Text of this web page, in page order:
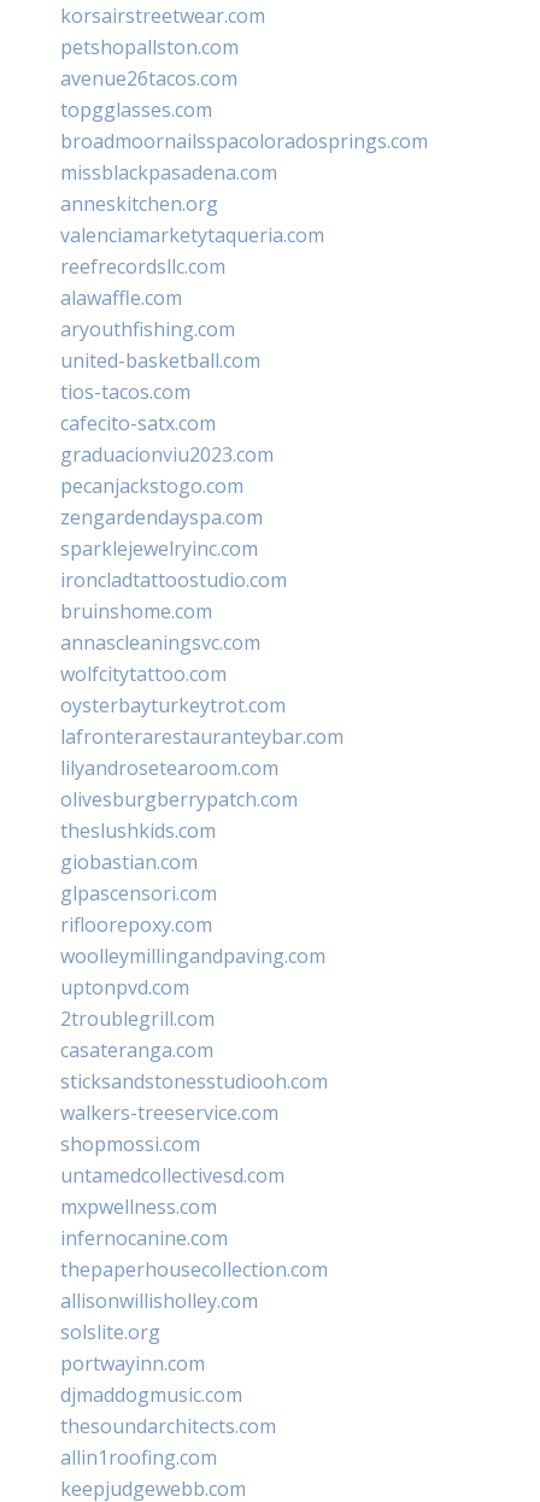
korsairstreetwear.com
petshopallston.com
avenue26tacos.com
topgglasses.com
broadmoornailsspacoloradosprings.com
missblackpasadena.com
anneskitchen.org
valenciamarketytaqueria.com
reefrecordsllc.com
alawaffle.com
aryouthfishing.com
united-basketball.com
tios-tacos.com
cafecito-satx.com
graduacionviu2023.com
pecanjackstogo.com
zengardendayspa.com
sparklejewelryinc.com
ironcladtattoostudio.com
bruinshome.com
annascleaningsvc.com
wolfcitytattoo.com
oysterbayturkeytrot.com
lafronterarestauranteybar.com
lilyandrosetearoom.com
olivesburgberrypatch.com
theslushkids.com
giobastian.com
glpascensori.com
rifloorepoxy.com
woolleymillingandpaving.com
uptonpvd.com
2troublegrill.com
casateranga.com
sticksandstonesstudiooh.com
walkers-treeservice.com
shopmossi.com
untamedcollectivesd.com
mxpwellness.com
infernocanine.com
thepaperhousecollection.com
allisonwillisholley.com
solslite.org
portwayinn.com
djmaddogmusic.com
thesoundarchitects.com
allin1roofing.com
keepjudgewebb.com